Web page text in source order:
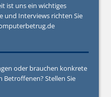
ist uns ein wichtiges
und Interviews richten Sie
oder brauchen konkrete
Stellen Sie